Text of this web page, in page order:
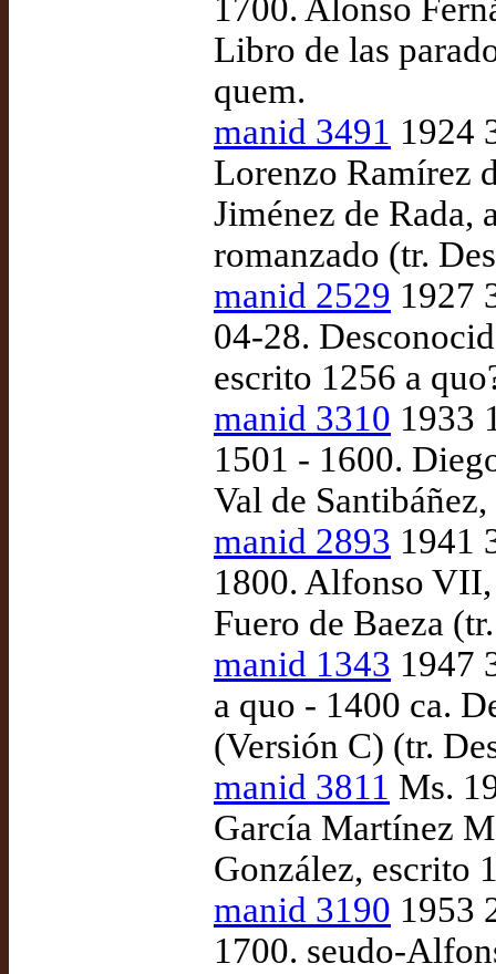
1700. Alonso
Libro de las
quem.
manid 3491 1924
Lorenzo Ramírez
Jiménez de Rada,
romanzado (tr.
manid 2529 1927
04-28.
escrito 1256 a
manid 3310 1933
1501 - 1600.
Val de
manid 2893 1941
1800. Alfonso
Fuero de Baeza
manid 1343 1947
a quo - 1400 ca.
(Versión C) (tr.
manid 3811 Ms.
García Martínez
González, escrito
manid 3190 1953
1700. seudo-